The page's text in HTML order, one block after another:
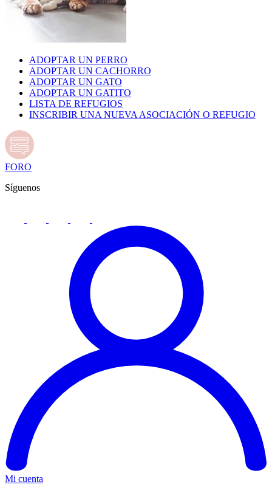
ADOPTAR UN PERRO
ADOPTAR UN CACHORRO
ADOPTAR UN GATO
ADOPTAR UN GATITO
LISTA DE REFUGIOS
INSCRIBIR UNA NUEVA ASOCIACIÓN O REFUGIO
FORO
Síguenos
Mi cuenta